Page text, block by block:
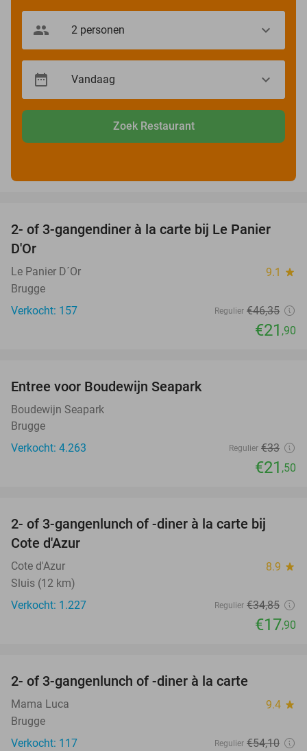
Zoek Restaurant
53%
2- of 3-gangendiner à la carte bij Le Panier
D'Or
Le Panier D´Or 9.1 star
Brugge
Verkocht: 157
Regulier €46,35
€21 ,90
Entree voor Boudewijn Seapark
Boudewijn Seapark
Brugge
Verkocht: 4.263
Regulier €33
€21 ,50
49%
2- of 3-gangenlunch of -diner à la carte bij
Cote d'Azur
Cote d'Azur 8.9 star
Sluis (12 km)
Verkocht: 1.227
Regulier €34,85
€17,90
2- of 3-gangenlunch of -diner à la carte
Mama Luca 9.4 star
Brugge
Verkocht: 117
Regulier €54,10